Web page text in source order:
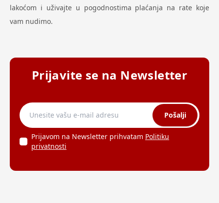
lakoćom i uživajte u pogodnostima plaćanja na rate koje
vam nudimo.
Prijavite se na Newsletter
Pošalji
Prijavom na Newsletter prihvatam Politiku
privatnosti